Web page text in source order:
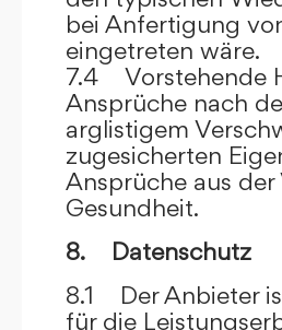
bei Anfertigung
eingetreten wäre.
7.4 Vorstehende
Ansprüche nach
arglistigem
zugesicherten
Ansprüche aus
Gesundheit.
8. Datenschutz
8.1 Der Anbieter
für die